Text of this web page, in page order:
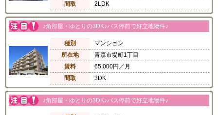
間取
2LDK
♪角部屋・ゆとりの3DK♪バス停前で好立地物件♪
種別
マンション
所在地
青森市堤町1丁目
賃料
65,000円／月
間取
3DK
♪角部屋・ゆとりの3DK♪バス停前で好立地物件♪